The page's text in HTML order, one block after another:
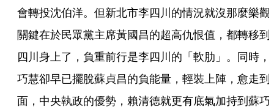
會轉投沈伯洋。但新北市李四川的情況就沒那麼樂觀
關鍵在於民眾黨主席黃國昌的超高仇恨值，都轉移到
四川身上了，負重前行是李四川的「軟肋」。同時，
巧慧卻早已擺脫蘇貞昌的負能量，輕裝上陣，愈走到
面，中央執政的優勢，賴清德就更有底氣加持到蘇巧